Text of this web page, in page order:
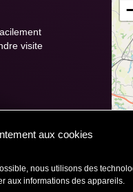
aux cookies
nous utilisons des
aux informations des appareils.
visite